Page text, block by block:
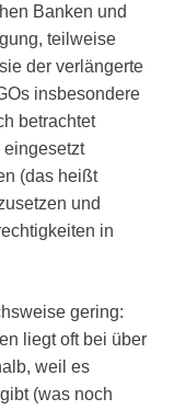
Banken und
teilweise
der verlängerte
insbesondere
betrachtet
eingesetzt
(das heißt
und
in
gering:
liegt oft bei über
weil es
(was noch